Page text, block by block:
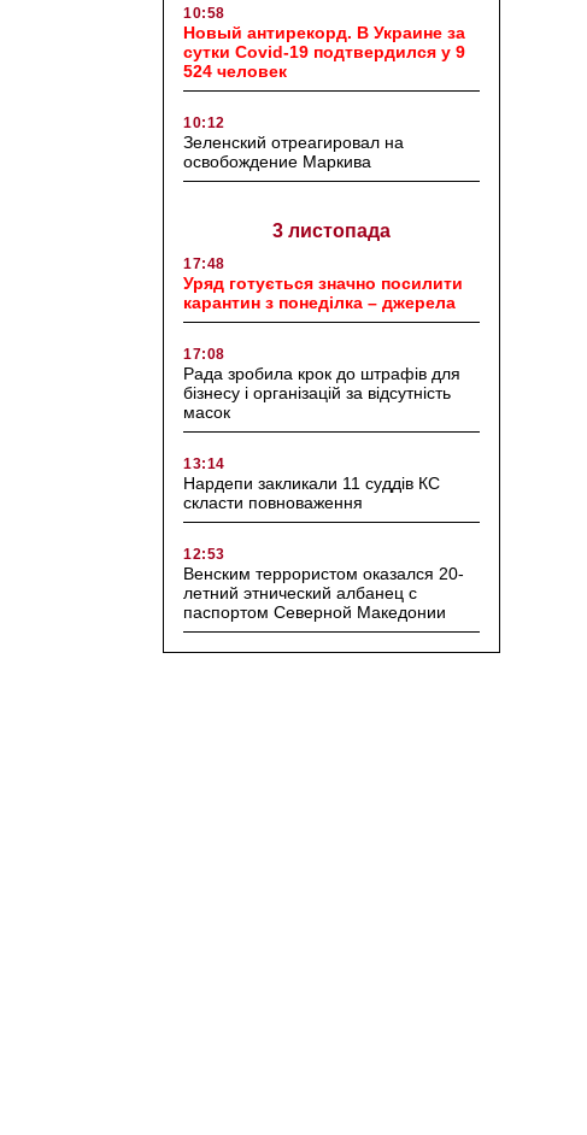
10:58
Новый антирекорд. В Украине за
сутки Covid-19 подтвердился у 9
524 человек
10:12
Зеленский отреагировал на
освобождение Маркива
3 листопада
17:48
Уряд готується значно посилити
карантин з понеділка – джерела
17:08
Рада зробила крок до штрафів для
бізнесу і організацій за відсутність
масок
13:14
Нардепи закликали 11 суддів КС
скласти повноваження
12:53
Венским террористом оказался 20-
летний этнический албанец с
паспортом Северной Македонии